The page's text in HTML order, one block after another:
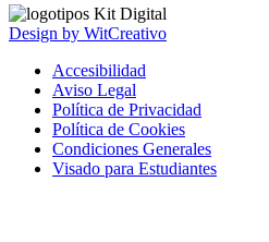
Design by WitCreativo
Accesibilidad
Aviso Legal
Política de Privacidad
Política de Cookies
Condiciones Generales
Visado para Estudiantes